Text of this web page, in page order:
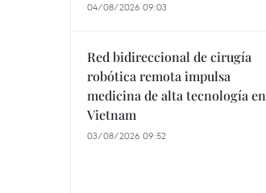
04/08/2026 09:03
Red bidireccional de cirugía
robótica remota impulsa
medicina de alta tecnología en
Vietnam
03/08/2026 09:52